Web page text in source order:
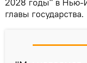
главы государства.